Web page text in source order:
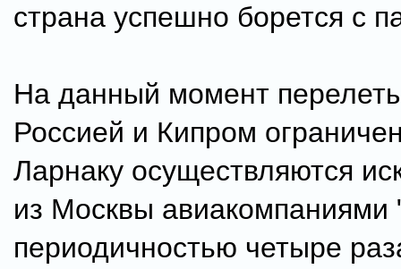
страна успешно борется с
На данный момент
Россией и Кипром
Ларнаку осуществляются
из Москвы авиакомпаниями
периодичностью четыре